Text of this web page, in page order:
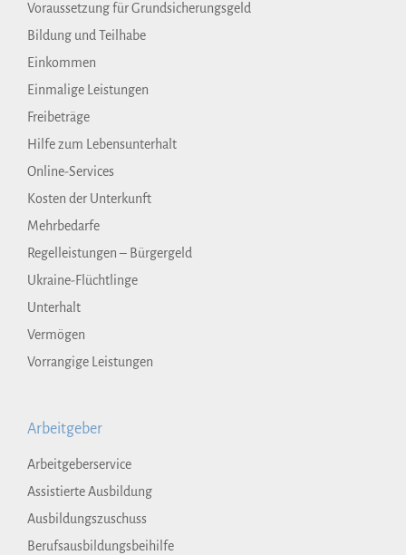
Voraussetzung für Grundsicherungsgeld
Bildung und Teilhabe
Einkommen
Einmalige Leistungen
Freibeträge
Hilfe zum Lebensunterhalt
Online-Services
Kosten der Unterkunft
Mehrbedarfe
Regelleistungen – Bürgergeld
Ukraine-Flüchtlinge
Unterhalt
Vermögen
Vorrangige Leistungen
Arbeitgeber
Arbeitgeberservice
Assistierte Ausbildung
Ausbildungszuschuss
Berufsausbildungsbeihilfe